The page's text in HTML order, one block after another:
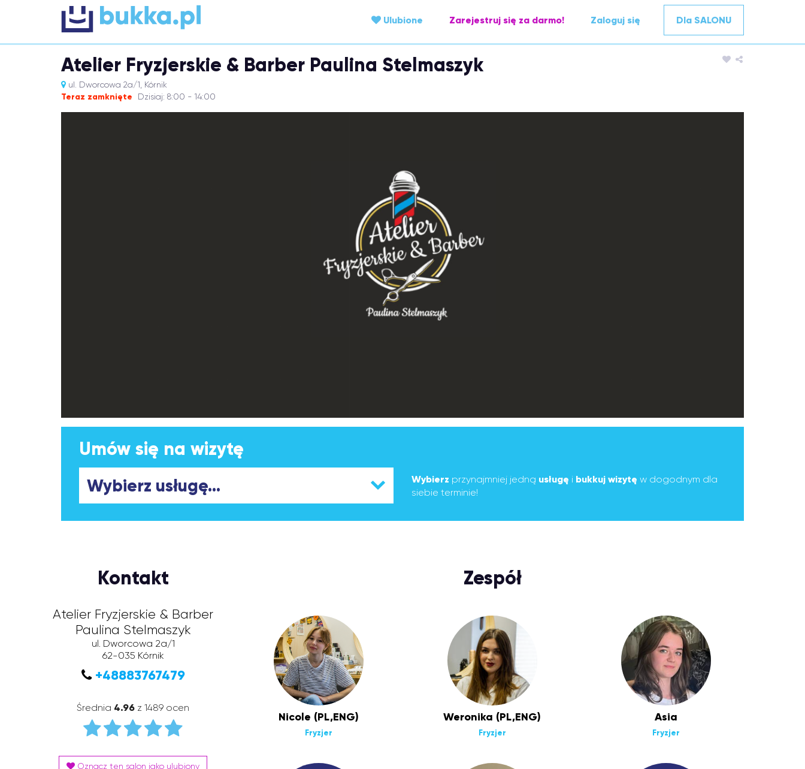
Ulubione Zarejestruj się za darmo! Zaloguj się Dla SALONU
Atelier Fryzjerskie & Barber Paulina Stelmaszyk
ul. Dworcowa 2a/1, Kórnik
Teraz zamknięte Dzisiaj: 8:00 - 14:00
Umów się na wizytę
Wybierz przynajmniej jedną usługę i bukkuj wizytę w dogodnym dla
siebie terminie!
Kontakt
Atelier Fryzjerskie & Barber
Paulina Stelmaszyk
ul. Dworcowa 2a/1
62-035 Kórnik
+48883767479
Średnia 4.96 z 1489 ocen
Oznacz ten salon jako ulubiony
Zespół
Nicole (PL,ENG)
Fryzjer
Weronika (PL,ENG)
Fryzjer
Asia
Fryzjer